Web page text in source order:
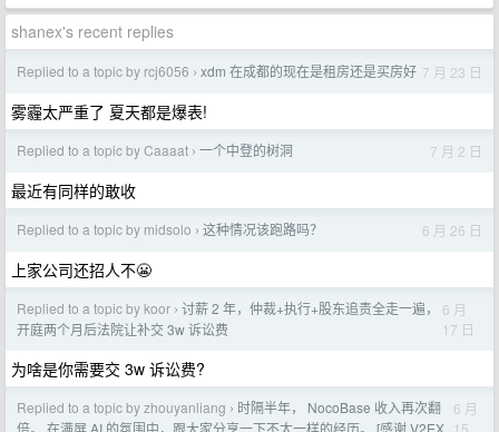
shanex's recent replies
Replied to a topic by rcj6056 › xdm 在成都的现在是租房还是买房好 7 月 23 日
雾霾太严重了 夏天都是爆表!
Replied to a topic by Caaaat › 一个中登的树洞 7 月 2 日
最近有同样的敢收
Replied to a topic by midsolo › 这种情况该跑路吗？ 6 月 26 日
上家公司还招人不😬
Replied to a topic by koor › 讨薪 2 年，仲裁+执行+股东追责全走一遍，
开庭两个月后法院让补交 3w 诉讼费
6 月
17 日
为啥是你需要交 3w 诉讼费?
Replied to a topic by zhouyanliang › 时隔半年， NocoBase 收入再次翻
倍。 在满屏 AI 的氛围中，跟大家分享一下不太一样的经历。 [感谢 V2EX
6 月
15